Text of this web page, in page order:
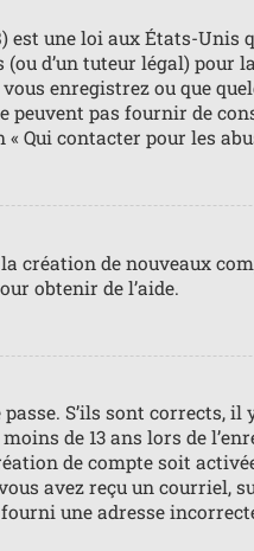
est une loi aux États-
d’un tuteur légal)
vous enregistrez ou que
pas fournir de
Qui contacter pour les
création de nouveaux
obtenir de l’aide.
S’ils sont corrects, il
de 13 ans lors de
de compte soit
avez reçu un courriel,
une adresse